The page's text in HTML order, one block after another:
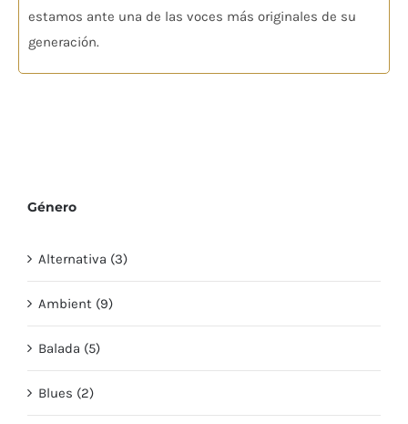
estamos ante una de las voces más originales de su
generación.
Género
Alternativa (3)
Ambient (9)
Balada (5)
Blues (2)